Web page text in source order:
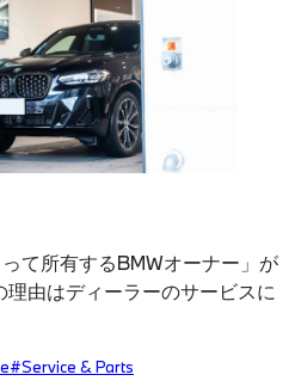
て所有するBMWオーナー」が
由はディーラーのサービスに
#Service & Parts